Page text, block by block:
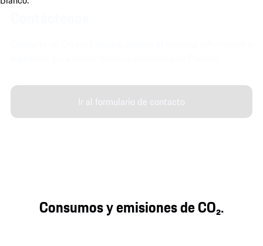
Ir al formulario de contacto
Consumos y emisiones de CO₂.